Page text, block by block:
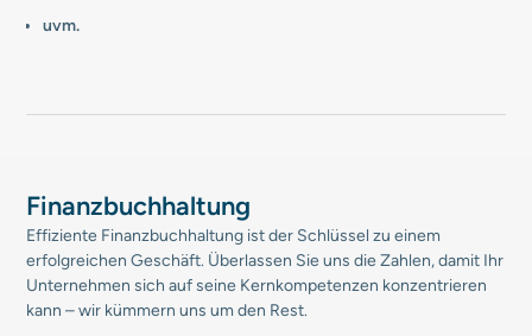
uvm.
Finanzbuchhaltung
Effiziente Finanzbuchhaltung ist der Schlüssel zu einem
erfolgreichen Geschäft. Überlassen Sie uns die Zahlen, damit Ihr
Unternehmen sich auf seine Kernkompetenzen konzentrieren
kann – wir kümmern uns um den Rest.